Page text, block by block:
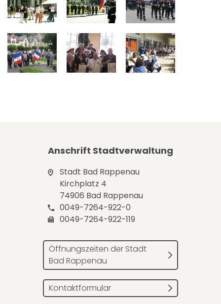
Anschrift Stadtverwaltung
Stadt Bad Rappenau
Kirchplatz 4
74906 Bad Rappenau
0049-7264-922-0
0049-7264-922-119
Öffnungszeiten der Stadt
Bad Rappenau
Kontaktformular